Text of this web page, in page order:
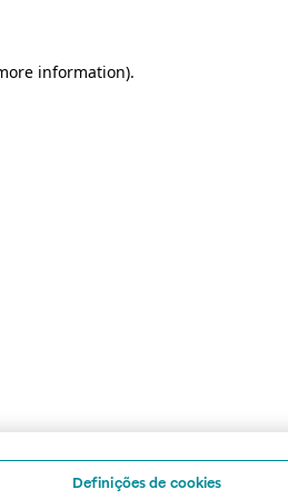
information).
Definições de cookies